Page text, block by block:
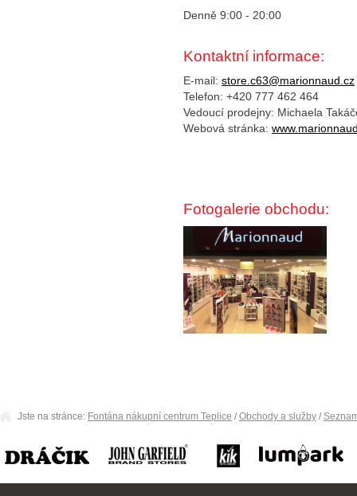
Denně 9:00 - 20:00
Kontaktní informace:
E-mail: store.c63@marionnaud.cz
Telefon: +420 777 462 464
Vedoucí prodejny: Michaela
Webová stránka:
Fotogalerie obchodu:
Jste na stránce: Fontána nákupní centrum Teplice /Obchody a služby /